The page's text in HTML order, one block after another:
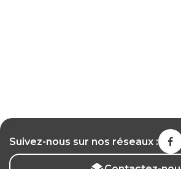
Suivez-nous sur nos réseaux :